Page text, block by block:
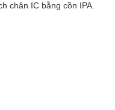
chân IC bằng cồn IPA.